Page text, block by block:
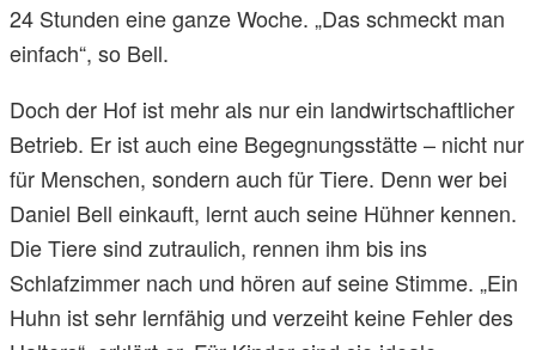
24 Stunden eine ganze Woche. „Das schmeckt man
einfach“, so Bell.
Doch der Hof ist mehr als nur ein landwirtschaftlicher
Betrieb. Er ist auch eine Begegnungsstätte – nicht nur
für Menschen, sondern auch für Tiere. Denn wer bei
Daniel Bell einkauft, lernt auch seine Hühner kennen.
Die Tiere sind zutraulich, rennen ihm bis ins
Schlafzimmer nach und hören auf seine Stimme. „Ein
Huhn ist sehr lernfähig und verzeiht keine Fehler des